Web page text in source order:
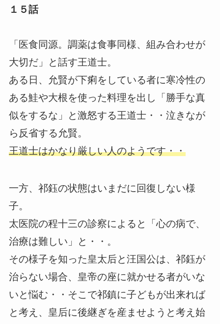
１５話
「医食同源。調薬は食事同様、組み合わせが
大切だ」と話す王道士。
ある日、允賢が下痢をしている者に寒冷性の
ある鮭や大根を使った料理を出し「勝手な真
似をするな」と激怒する王道士・・泣きなが
ら反省する允賢。
王道士はかなり厳しい人のようです・・
一方、祁鈺の状態はいまだに回復しない様
子。
太医院の程十三の診察によると「心の病で、
治療は難しい」と・・。
その様子を知った皇太后と汪国公は、祁鈺が
治らない場合、皇帝の座に就かせる者がいな
いと悩む・・そこで祁鎮に子どもが出来れば
と考え、皇后に後継ぎを産ませようと考え始